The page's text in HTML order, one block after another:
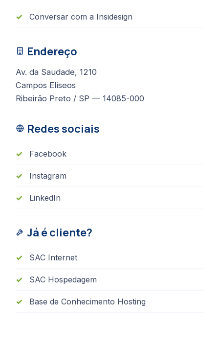
Conversar com a Insidesign
Endereço
Av. da Saudade, 1210
Campos Elíseos
Ribeirão Preto / SP — 14085-000
Redes sociais
Facebook
Instagram
LinkedIn
Já é cliente?
SAC Internet
SAC Hospedagem
Base de Conhecimento Hosting